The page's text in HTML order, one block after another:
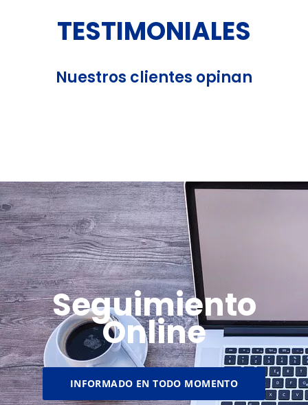
TESTIMONIALES
Nuestros clientes opinan
Seguimiento
Online
INFORMADO EN TODO MOMENTO